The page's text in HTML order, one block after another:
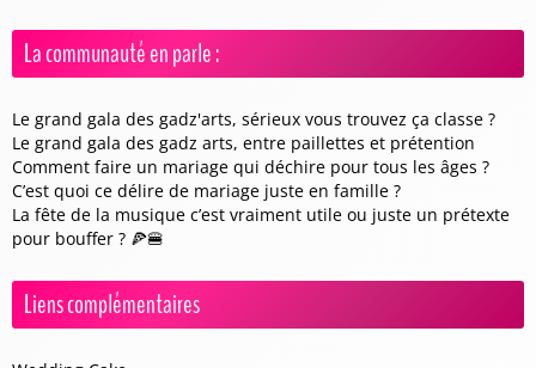
La communauté en parle :
Le grand gala des gadz'arts, sérieux vous trouvez ça classe ?
Le grand gala des gadz arts, entre paillettes et prétention
Comment faire un mariage qui déchire pour tous les âges ?
C’est quoi ce délire de mariage juste en famille ?
La fête de la musique c’est vraiment utile ou juste un prétexte
pour bouffer ? 🍕🍔
Liens complémentaires